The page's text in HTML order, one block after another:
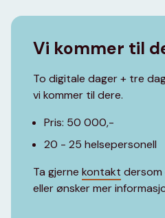
Vi kommer til
To digitale dager + tre
vi kommer til dere.
Pris: 50 000,-
20 - 25 helsepersonell
Ta gjerne kontakt dersom
eller ønsker mer